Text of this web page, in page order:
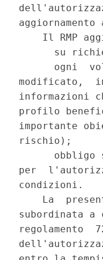
aggiornamento
Il RMP
su
ogni
modificato,
informazioni
profilo
importante
rischio);
obbligo
per
condizioni.
La
subordinata
regolamento